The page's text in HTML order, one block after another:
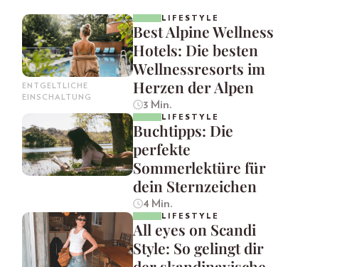
ENTGELTLICHE
EINSCHALTUNG
LIFESTYLE
Best Alpine Wellness
Hotels: Die besten
Wellnessresorts im
Herzen der Alpen
3 Min.
LIFESTYLE
Buchtipps: Die
perfekte
Sommerlektüre für
dein Sternzeichen
4 Min.
LIFESTYLE
All eyes on Scandi
Style: So gelingt dir